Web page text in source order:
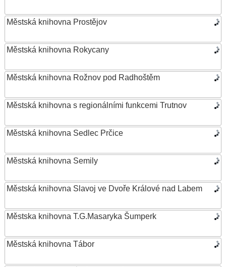
Městská knihovna Prostějov
Městská knihovna Rokycany
Městská knihovna Rožnov pod Radhoštěm
Městská knihovna s regionálními funkcemi Trutnov
Městská knihovna Sedlec Prčice
Městská knihovna Semily
Městská knihovna Slavoj ve Dvoře Králové nad Labem
Městska knihovna T.G.Masaryka Šumperk
Městská knihovna Tábor